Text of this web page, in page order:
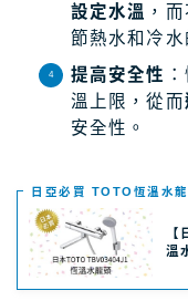
設定水溫 ，
節熱水和冷水
提高安全性
溫上限，從而
安全性。
日亞必買 TOTO恆溫水
溫